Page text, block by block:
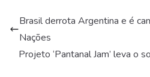
Brasil derrota Argentina e é
Nações
Projeto ‘Pantanal Jam’ leva o